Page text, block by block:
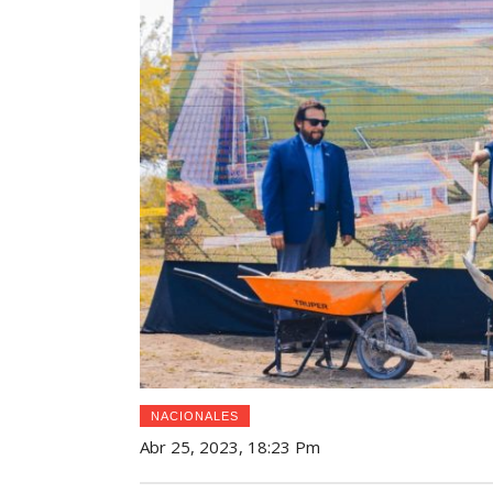
NACIONALES
Abr 25, 2023, 18:23 Pm